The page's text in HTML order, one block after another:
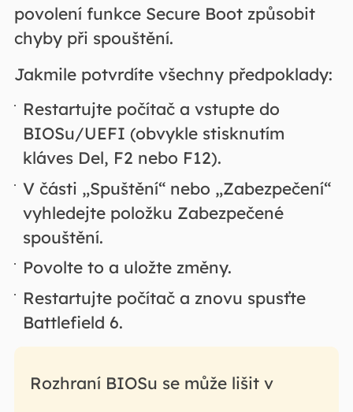
povolení funkce Secure Boot způsobit
chyby při spouštění.
Jakmile potvrdíte všechny předpoklady:
Restartujte počítač a vstupte do
BIOSu/UEFI (obvykle stisknutím
kláves Del, F2 nebo F12).
V části „Spuštění“ nebo „Zabezpečení“
vyhledejte položku Zabezpečené
spouštění.
Povolte to a uložte změny.
Restartujte počítač a znovu spusťte
Battlefield 6.
Rozhraní BIOSu se může lišit v